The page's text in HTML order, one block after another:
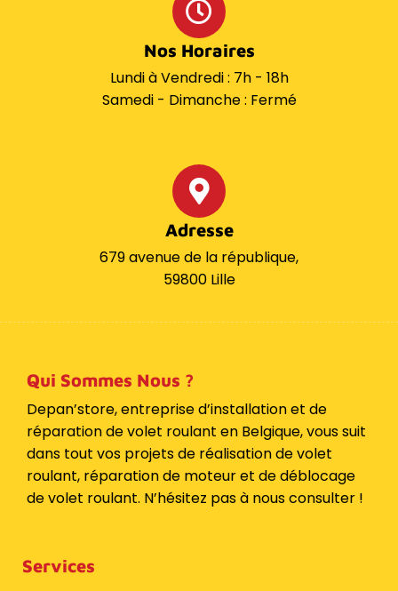
Nos Horaires
Lundi à Vendredi : 7h - 18h
Samedi - Dimanche : Fermé
Adresse
679 avenue de la république,
59800 Lille
Qui Sommes Nous ?
Depan’store, entreprise d’installation et de
réparation de volet roulant en Belgique, vous suit
dans tout vos projets de réalisation de volet
roulant, réparation de moteur et de déblocage
de volet roulant. N’hésitez pas à nous consulter !
Services